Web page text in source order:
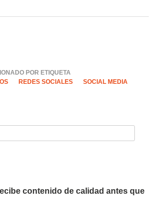
POR ETIQUETA
REDES SOCIALES
SOCIAL MEDIA
contenido de calidad antes que